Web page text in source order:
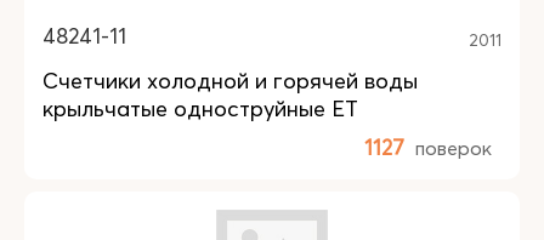
48241-11 2011
Счетчики холодной и горячей воды
крыльчатые одноструйные ET
1127 поверок